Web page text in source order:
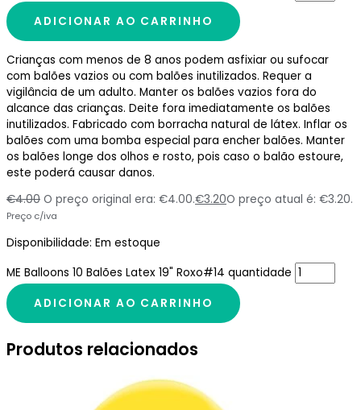
ADICIONAR AO CARRINHO
Crianças com menos de 8 anos podem asfixiar ou sufocar
com balões vazios ou com balões inutilizados. Requer a
vigilância de um adulto. Manter os balões vazios fora do
alcance das crianças. Deite fora imediatamente os balões
inutilizados. Fabricado com borracha natural de látex. Inflar os
balões com uma bomba especial para encher balões. Manter
os balões longe dos olhos e rosto, pois caso o balão estoure,
este poderá causar danos.
€4.00 O preço original era: €4.00.€3.20O preço atual é: €3.20.
Preço c/iva
Disponibilidade: Em estoque
ME Balloons 10 Balões Latex 19" Roxo#14 quantidade
ADICIONAR AO CARRINHO
Produtos relacionados